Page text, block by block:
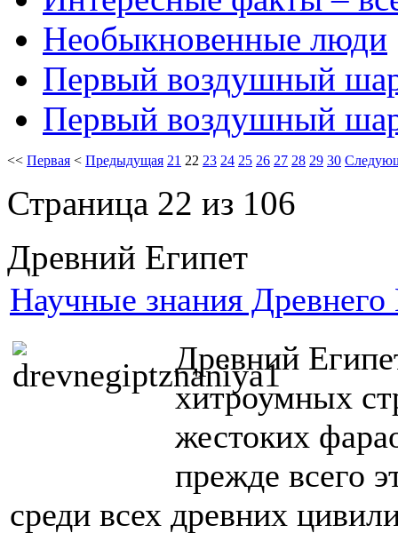
Необыкновенные люди
Первый воздушный
Первый воздушный
<< Первая < Предыдущая 21 22 23 24 25 26 27 28 29 30
Страница 22 из 106
Древний Египет
Научные знания Древнего
Древний
хитроумных
жестоких
прежде всего
среди всех древних